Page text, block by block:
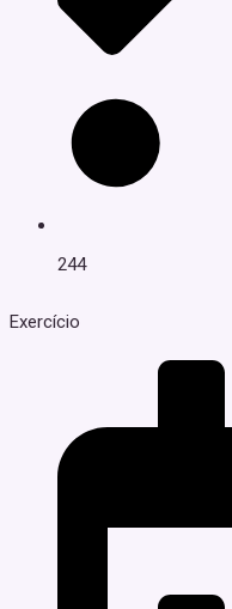
244
Exercício